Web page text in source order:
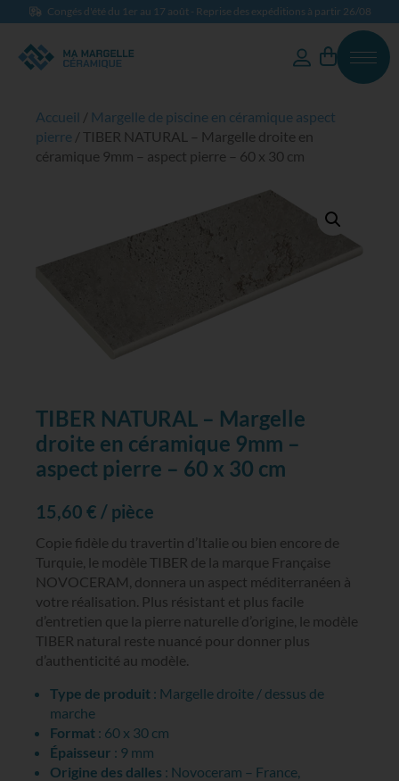
Congés d'été du 1er au 17 août - Reprise des expéditions à partir 26/08
Accueil / Margelle de piscine en céramique aspect
pierre / TIBER NATURAL – Margelle droite en
céramique 9mm – aspect pierre – 60 x 30 cm
TIBER NATURAL – Margelle
droite en céramique 9mm –
aspect pierre – 60 x 30 cm
15,60 € / pièce
Copie fidèle du travertin d’Italie ou bien encore de
Turquie, le modèle TIBER de la marque Française
NOVOCERAM, donnera un aspect méditerranéen à
votre réalisation. Plus résistant et plus facile
d’entretien que la pierre naturelle d’origine, le modèle
TIBER natural reste nuancé pour donner plus
d’authenticité au modèle.
Type de produit : Margelle droite / dessus de
marche
Format : 60 x 30 cm
Épaisseur : 9 mm
Origine des dalles : Novoceram – France,